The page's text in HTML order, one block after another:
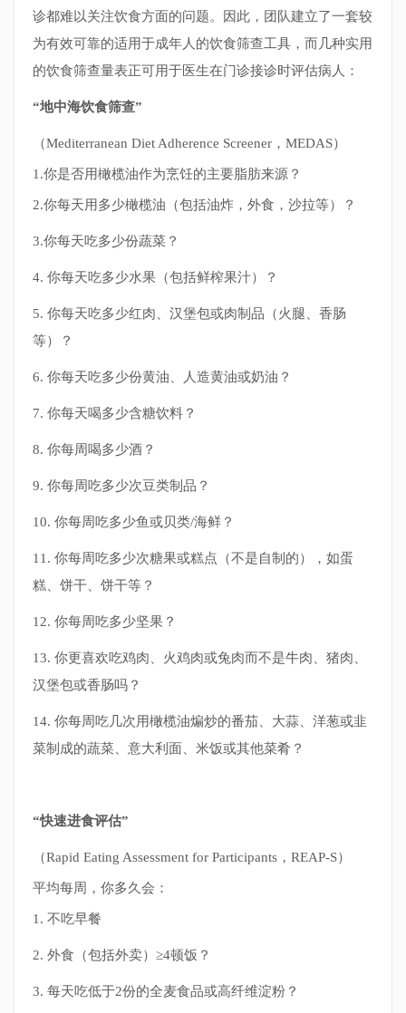
诊都难以关注饮食方面的问题。因此，团队建立了一套较
为有效可靠的适用于成年人的饮食筛查工具，而几种实用
的饮食筛查量表正可用于医生在门诊接诊时评估病人：
“地中海饮食筛查”
（Mediterranean Diet Adherence Screener，MEDAS）
1.你是否用橄榄油作为烹饪的主要脂肪来源？
2.你每天用多少橄榄油（包括油炸，外食，沙拉等）？
3.你每天吃多少份蔬菜？
4. 你每天吃多少水果（包括鲜榨果汁）？
5. 你每天吃多少红肉、汉堡包或肉制品（火腿、香肠
等）？
6. 你每天吃多少份黄油、人造黄油或奶油？
7. 你每天喝多少含糖饮料？
8. 你每周喝多少酒？
9. 你每周吃多少次豆类制品？
10. 你每周吃多少鱼或贝类/海鲜？
11. 你每周吃多少次糖果或糕点（不是自制的），如蛋
糕、饼干、饼干等？
12. 你每周吃多少坚果？
13. 你更喜欢吃鸡肉、火鸡肉或兔肉而不是牛肉、猪肉、
汉堡包或香肠吗？
14. 你每周吃几次用橄榄油煸炒的番茄、大蒜、洋葱或韭
菜制成的蔬菜、意大利面、米饭或其他菜肴？
“快速进食评估”
（Rapid Eating Assessment for Participants，REAP-S）
平均每周，你多久会：
1. 不吃早餐
2. 外食（包括外卖）≥4顿饭？
3. 每天吃低于2份的全麦食品或高纤维淀粉？